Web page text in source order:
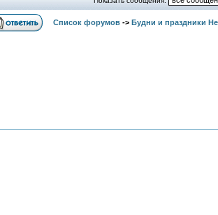
Список форумов -> Будни и праздники